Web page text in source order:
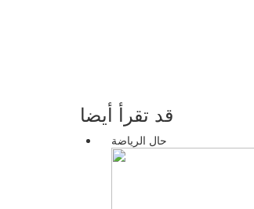
قد تقرأ أيضا
حال الرياضة